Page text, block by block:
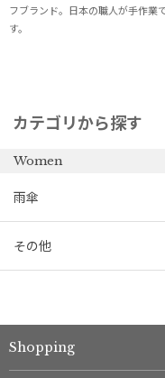
フブランド。日本の職人が手作業
す。
カテゴリから探す
Women
雨傘
その他
Shopping